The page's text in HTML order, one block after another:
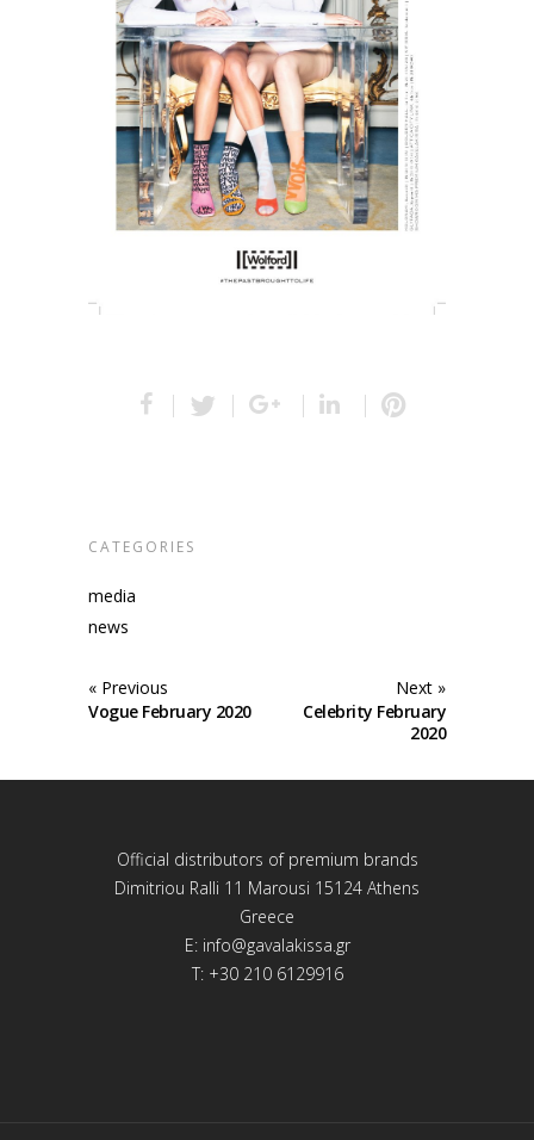
CATEGORIES
media
news
« Previous
Vogue February 2020
Next »
Celebrity February
2020
Official distributors of premium brands
Dimitriou Ralli 11 Marousi 15124 Athens
Greece
E: info@gavalakissa.gr
T: +30 210 6129916